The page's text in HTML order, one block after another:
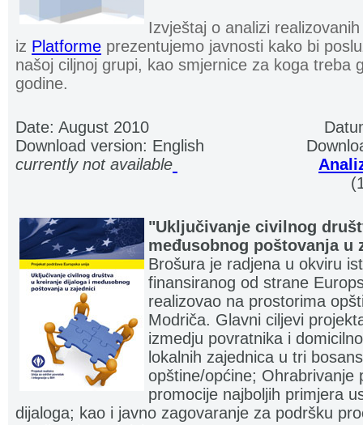
Izvještaj o analizi
iz Platforme prezentujemo javnosti kako bi
našoj ciljnoj grupi, kao smjernice za koga treba
godine.
Date: August 2010
Download version: English
currently not available
"Uključivanje civilnog
međusobnog poštovanja u
Brošura je radjena u okviru
finansiranog od strane
realizovao na prostorima
Modriča. Glavni ciljevi
izmedju povratnika i
lokalnih zajednica u tri
opštine/općine; Ohrabrivanje
promocije najboljih primjera
dijaloga; kao i javno zagovaranje za podršku